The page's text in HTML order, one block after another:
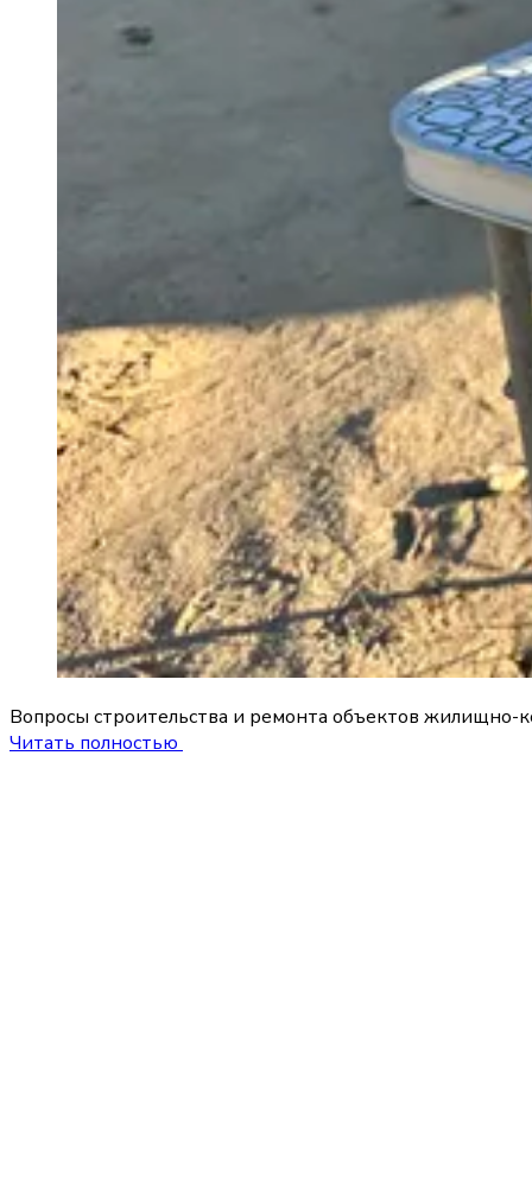
Вопросы строительства и ремонта объектов жилищно-
Читать полностью